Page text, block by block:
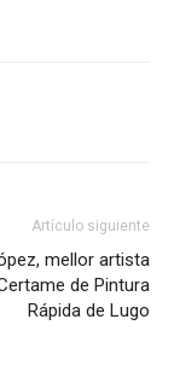
Artículo siguiente
mellor artista
de Pintura
Rápida de Lugo